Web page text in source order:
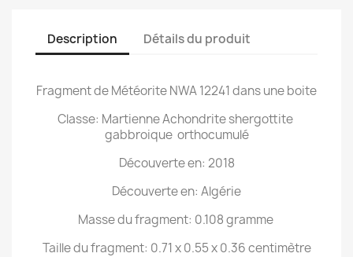
Description Détails du produit
Fragment de Météorite NWA 12241 dans une boite
Classe: Martienne Achondrite shergottite
gabbroique orthocumulé
Découverte en: 2018
Découverte en: Algérie
Masse du fragment: 0.108 gramme
Taille du fragment: 0.71 x 0.55 x 0.36 centimètre